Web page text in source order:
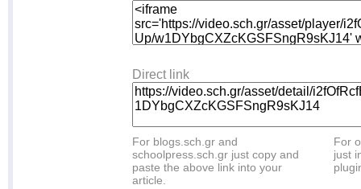
Direct link
For blogs.sch.gr and
schoolpress.sch.gr just copy and
paste the above link into your
article.
For
just